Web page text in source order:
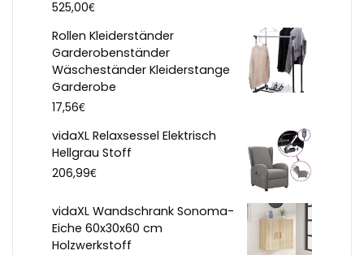
525,00€
Rollen Kleiderständer
Garderobenständer
Wäscheständer Kleiderstange
Garderobe
17,56€
vidaXL Relaxsessel Elektrisch
Hellgrau Stoff
206,99€
vidaXL Wandschrank Sonoma-
Eiche 60x30x60 cm
Holzwerkstoff